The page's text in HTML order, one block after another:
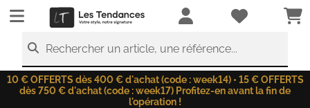
LesTendances.fr
Rechercher un article, une référence...
10 € OFFERTS dès 400 € d'achat (code : week14) • 15 € OFFERTS
dès 750 € d'achat (code : week17) Profitez-en avant la fin de
l'opération !